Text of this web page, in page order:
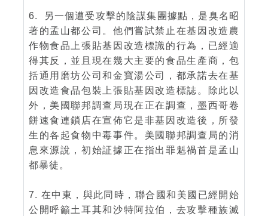
6. 另一個遭受攻擊的陰謀集團據點，是臭名昭
著的孟山都公司。他們嘗試禁止在基因改造農
作物食品上張貼基因改造標識的行為，已經適
得其反，並且現在幾大主要的食品生產商，包
括通用磨坊公司和金寶湯公司，都承諾去在基
因改造食品包裝上張貼基因改造標誌。除此以
外，美國聯邦調查局現在正在調查，墨西哥卷
餅速食連鎖店在宣佈它是非基因改造後，所發
生的各起食物中毒事件。美國聯邦調查局的消
息來源說，初始証據正在指出罪魁禍首是孟山
都暴徒。
7. 在中東，與此同時，聯合國和美國已經開始
公開呼籲土耳其和沙特阿拉伯，去攻擊種族滅